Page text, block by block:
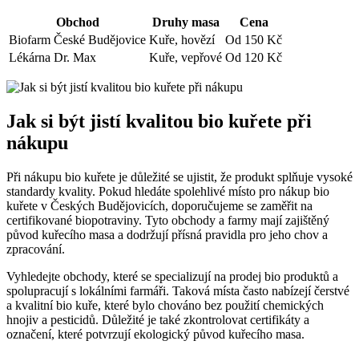
Obchod Druhy masa
Cena
Biofarm​ České Budějovice Kuře,‍ hovězí
Od ⁤150 Kč
Lékárna Dr. Max
Kuře, vepřové Od 120 Kč
Jak ⁣si být ⁤jistí⁤ kvalitou ‌bio kuřete při
nákupu
Při nákupu ⁢bio ⁢kuřete ‍je důležité se ujistit, že produkt‌ splňuje vysoké
standardy kvality. Pokud hledáte spolehlivé místo pro ​nákup bio
kuřete v Českých⁣ Budějovicích, ⁢doporučujeme se zaměřit na
certifikované biopotraviny. Tyto obchody a farmy ⁤mají zajištěný
původ kuřecího masa a dodržují přísná pravidla pro jeho ⁢chov a
zpracování.
Vyhledejte obchody, které se specializují na‌ prodej bio⁢ produktů a
spolupracují s‍ lokálními farmáři. Taková místa často ‍nabízejí čerstvé
a kvalitní bio kuře, které ⁤bylo ​chováno bez použití ​chemických
hnojiv a pesticidů. Důležité je také zkontrolovat certifikáty⁤ a
označení, ⁤které ‌potvrzují ekologický původ kuřecího masa.